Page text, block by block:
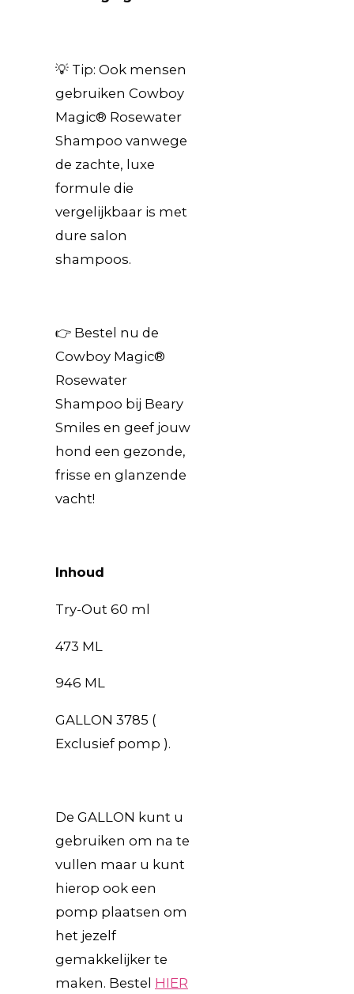
💡 Tip: Ook mensen
gebruiken Cowboy
Magic® Rosewater
Shampoo vanwege
de zachte, luxe
formule die
vergelijkbaar is met
dure salon
shampoos.
👉 Bestel nu de
Cowboy Magic®
Rosewater
Shampoo bij Beary
Smiles en geef jouw
hond een gezonde,
frisse en glanzende
vacht!
Inhoud
Try-Out 60 ml
473 ML
946 ML
GALLON 3785 (
Exclusief pomp ).
De GALLON kunt u
gebruiken om na te
vullen maar u kunt
hierop ook een
pomp plaatsen om
het jezelf
gemakkelijker te
maken. Bestel HIER